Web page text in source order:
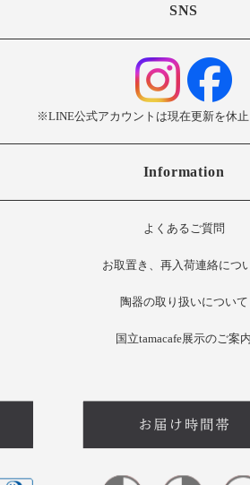
SNS
※LINE公式アカウントは現在更新を休
Information
よくあるご質問
お取置き、再入荷連絡につ
陶器の取り扱いについて
国立tamacafe展示のご案